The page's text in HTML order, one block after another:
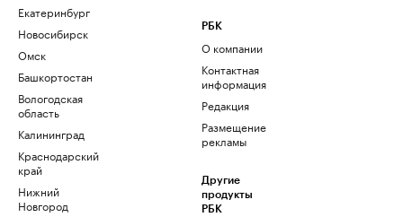
Екатеринбург
Новосибирск
Омск
Башкортостан
Вологодская
область
Калининград
Краснодарский
край
Нижний
Новгород
РБК
О компании
Контактная
информация
Редакция
Размещение
рекламы
Другие
продукты
РБК